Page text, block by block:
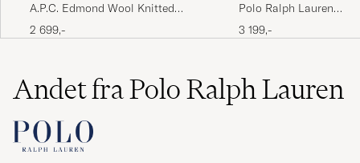
A.P.C. Edmond Wool Knitted
Sweater Light Blue Melange
2 699,-
Polo Ralph Lauren
Wool/Cashmere
Combo
3 199,-
Andet fra Polo Ralph Lauren